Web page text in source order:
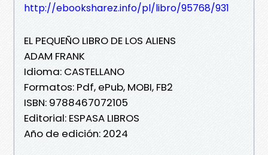
http://ebooksharez.info/pl/libro/95768/931
EL PEQUEÑO LIBRO DE LOS ALIENS
ADAM FRANK
Idioma: CASTELLANO
Formatos: Pdf, ePub, MOBI, FB2
ISBN: 9788467072105
Editorial: ESPASA LIBROS
Año de edición: 2024